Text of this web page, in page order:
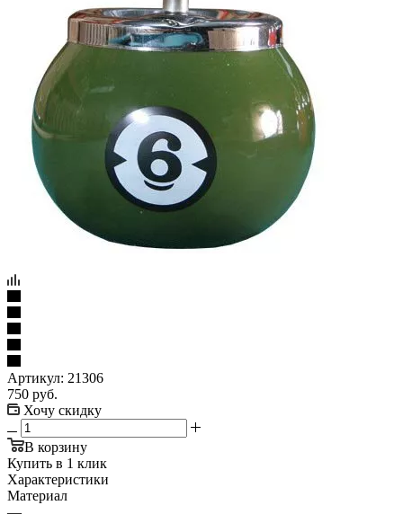
Артикул: 21306
750 руб.
Хочу скидку
В корзину
Купить в 1 клик
Характеристики
Материал
—